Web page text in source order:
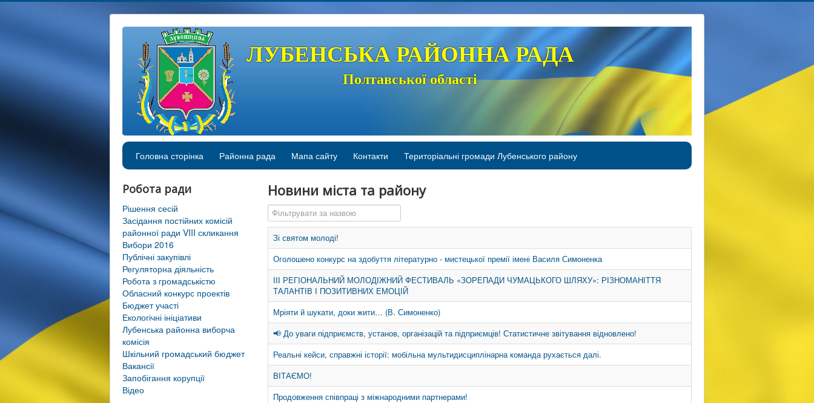
ЛУБЕНСЬКА РАЙОННА РАДА
Полтавської області
Головна сторінка Районна рада Мапа сайту Контакти Територіальні громади Лубенського району
Робота ради
Рішення сесій
Засідання постійних комісій
районної ради VIII скликання
Вибори 2016
Публічні закупівлі
Регуляторна діяльність
Робота з громадськістю
Обласний конкурс проектів
Бюджет участі
Екологічні ініціативи
Лубенська районна виборча
комісія
Шкільний громадський бюджет
Вакансії
Запобігання корупції
Відео
Новини міста та району
Фільтрувати за назвою
Зі святом молоді!
Оголошено конкурс на здобуття літературно - мистецької премії імені Василя Симоненка
ІІІ РЕГІОНАЛЬНИЙ МОЛОДІЖНИЙ ФЕСТИВАЛЬ «ЗОРЕПАДИ ЧУМАЦЬКОГО ШЛЯХУ»: РІЗНОМАНІТТЯ
ТАЛАНТІВ І ПОЗИТИВНИХ ЕМОЦІЙ
Мріяти й шукати, доки жити… (В. Симоненко)
📢 До уваги підприємств, установ, організацій та підприємців! Статистичне звітування відновлено!
Реальні кейси, справжні історії: мобільна мультидисциплінарна команда рухається далі.
ВІТАЄМО!
Продовження співпраці з міжнародними партнерами!